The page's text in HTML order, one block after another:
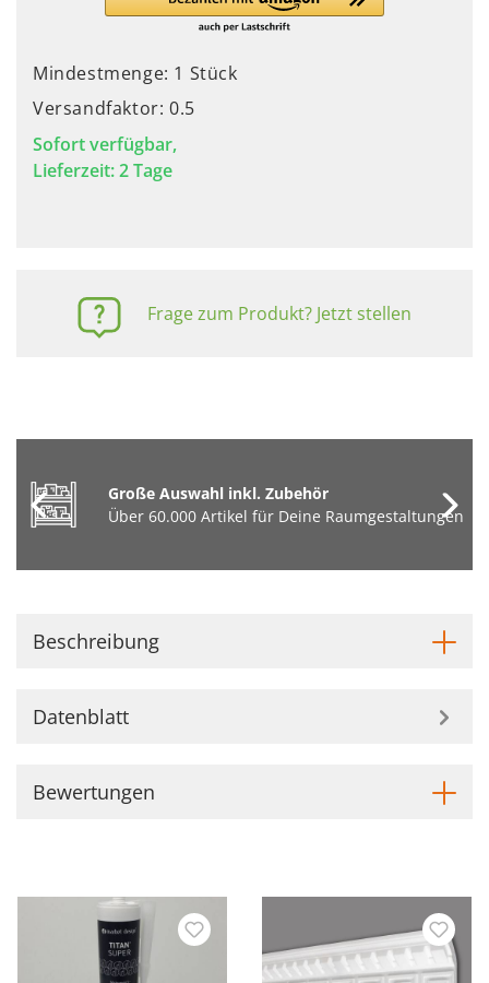
Mindestmenge: 1 Stück
Versandfaktor: 0.5
Sofort verfügbar,
Lieferzeit: 2 Tage
Frage zum Produkt? Jetzt stellen
Große Auswahl inkl. Zubehör
Über 60.000 Artikel für Deine Raumgestaltungen
Beschreibung
Datenblatt
Bewertungen